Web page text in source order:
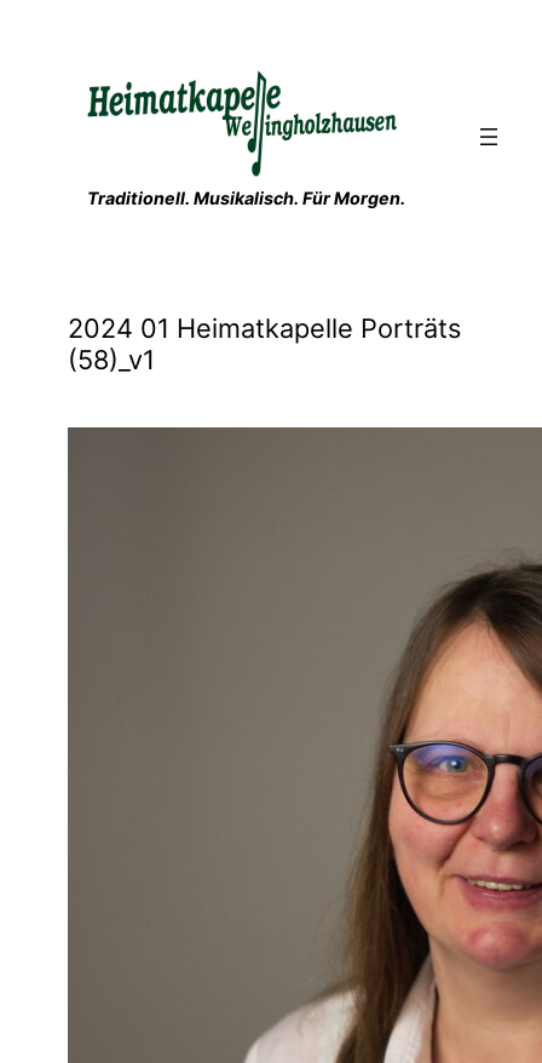
Traditionell. Musikalisch. Für Morgen.
2024 01 Heimatkapelle Porträts
(58)_v1